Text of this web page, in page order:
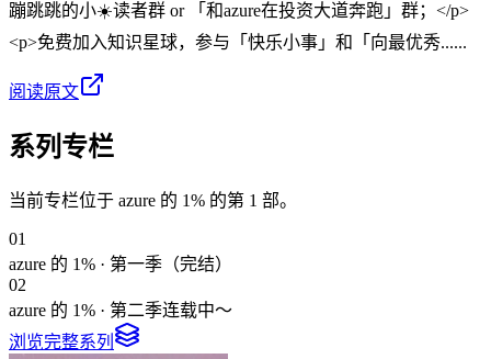
蹦跳跳的小☀️读者群 or 「和azure在投资大道奔跑」群；</p>
<p>免费加入知识星球，参与「快乐小事」和「向最优秀......
阅读原文
系列专栏
当前专栏位于 azure 的 1% 的第 1 部。
01
azure 的 1% · 第一季（完结）
02
azure 的 1% · 第二季连载中～
浏览完整系列